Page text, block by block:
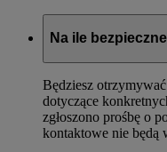
Na ile
Będziesz
dotyczące
zgłoszono prośbę o
kontaktowe nie będą